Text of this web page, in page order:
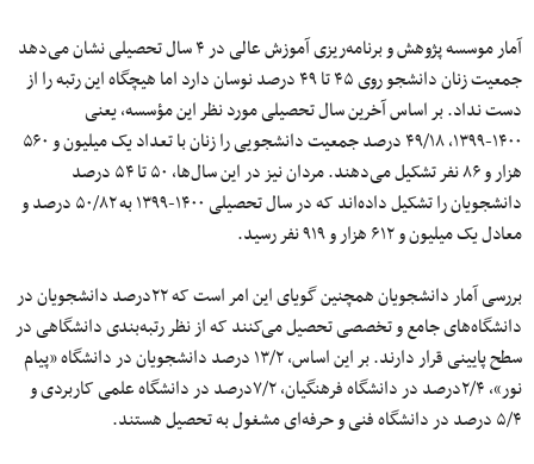
آمار موسسه پژوهش و برنامه‌ریزی آموزش عالی در ۴ سال تحصیلی نشان می‌دهد
جمعیت زنان دانشجو روی ۴۵ تا ۴۹ درصد نوسان دارد اما هیچگاه این رتبه را از
دست نداد. بر اساس آخرین سال تحصیلی مورد نظر این مؤسسه، یعنی
۱۴۰۰-۱۳۹۹، ۴۹/۱۸ درصد جمعیت دانشجویی را زنان با تعداد یک میلیون و ۵۶۰
هزار و ۸۶ نفر تشکیل می‌دهند. مردان نیز در این سال‌ها، ۵۰ تا ۵۴ درصد
دانشجویان را تشکیل داده‌اند که در سال تحصیلی ۱۴۰۰-۱۳۹۹ به ۵۰/۸۲ درصد و
معادل یک میلیون و ۶۱۲ هزار و ۹۱۹ نفر رسید.
بررسی آمار دانشجویان همچنین گویای این امر است که ۲۲درصد دانشجویان در
دانشگاه‌های جامع و تخصصی تحصیل می‌کنند که از نظر رتبه‌بندی دانشگاهی در
سطح پایینی قرار دارند. بر این اساس، ۱۳/۲ درصد دانشجویان در دانشگاه «پیام
نور»، ۲/۴درصد در دانشگاه فرهنگیان، ۷/۲درصد در دانشگاه علمی کاربردی و
۵/۴ درصد در دانشگاه فنی و حرفه‌ای مشغول به تحصیل هستند.